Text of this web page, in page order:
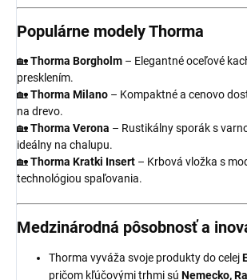
Populárne modely Thorma
🏡Thorma Borgholm – Elegantné oceľové
presklením.
🏡Thorma Milano – Kompaktné a cenovo
na drevo.
🏡Thorma Verona – Rustikálny sporák s
ideálny na chalupu.
🏡Thorma Kratki Insert – Krbová vložka s
technológiou spaľovania.
Medzinárodná pôsobnosť a
Thorma vyváža svoje produkty do celej
pričom kľúčovými trhmi sú Nemecko,